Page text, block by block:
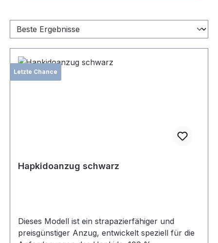
Letzte Chance
Hapkidoanzug schwarz
Dieses Modell ist ein strapazierfähiger und
preisgünstiger Anzug, entwickelt speziell für die